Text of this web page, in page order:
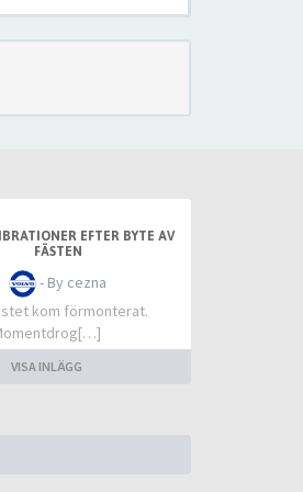
EFTER BYTE AV
FÄSTEN
- By cezna
kom förmonterat.
VISA INLÄGG